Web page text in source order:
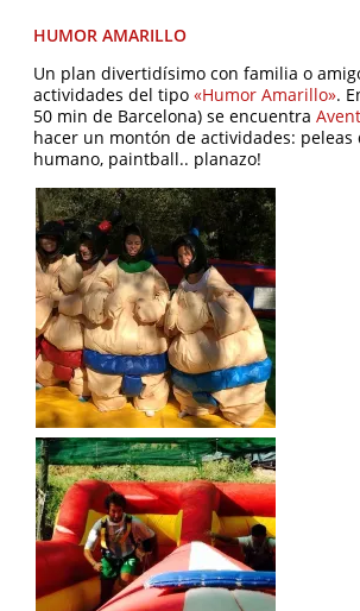
HUMOR AMARILLO
Un plan divertidísimo con familia o
actividades del tipo «Humor Amarillo».
50 min de Barcelona) se encuentra
hacer un montón de actividades: peleas
humano, paintball.. planazo!